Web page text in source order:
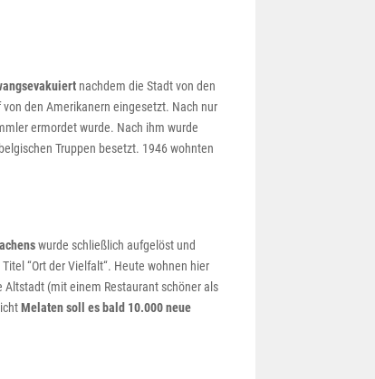
nachdem die Stadt von den
den Amerikanern eingesetzt. Nach nur
ermordet wurde. Nach ihm wurde
Truppen besetzt. 1946 wohnten
wurde schließlich aufgelöst und
“Ort der Vielfalt“. Heute wohnen hier
Altstadt (mit einem Restaurant schöner als
Melaten soll es bald 10.000 neue